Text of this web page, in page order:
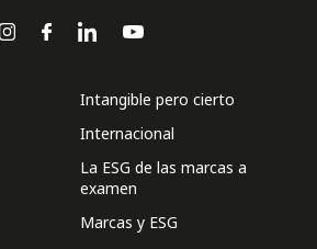
Intangible pero cierto
Internacional
La ESG de las marcas a
examen
Marcas y ESG